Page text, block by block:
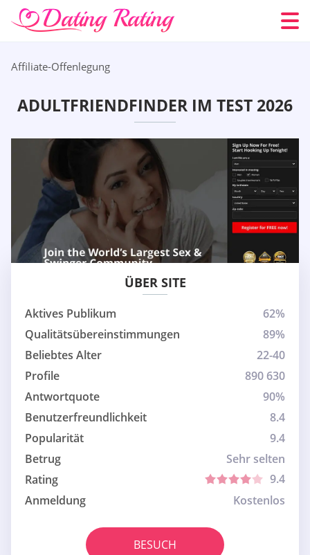
Affiliate-Offenlegung
ADULTFRIENDFINDER IM TEST 2026
ÜBER SITE
Aktives Publikum
62%
Qualitätsübereinstimmungen
89%
Beliebtes Alter
22-40
Profile
890 630
Antwortquote
90%
Benutzerfreundlichkeit
8.4
Popularität
9.4
Betrug
Sehr selten
Rating
9.4
Anmeldung
Kostenlos
BESUCH